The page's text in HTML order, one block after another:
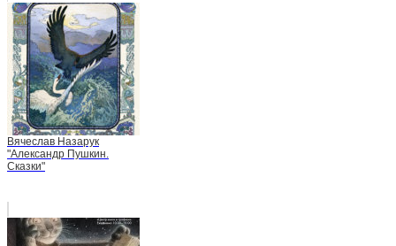
Вячеслав Назарук
"Александр Пушкин.
Сказки"